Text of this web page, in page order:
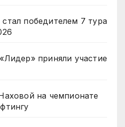
победителем 7 тура
приняли участие
на чемпионате